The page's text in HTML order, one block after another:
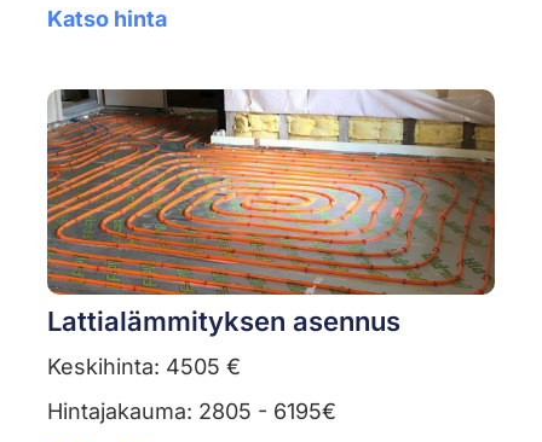
Katso hinta
Lattialämmityksen asennus
Keskihinta: 4505 €
Hintajakauma: 2805 - 6195€